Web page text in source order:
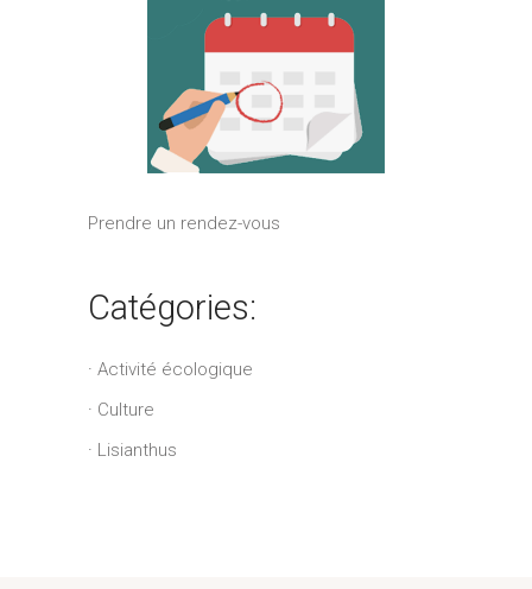
Prendre un rendez-vous
Catégories:
Activité écologique
Culture
Lisianthus